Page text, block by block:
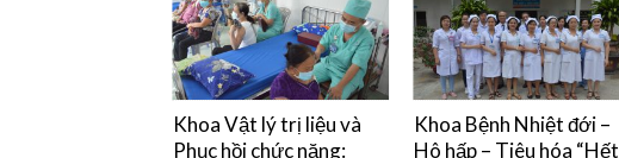
Khoa Vật lý trị liệu và
Phục hồi chức năng:
Khoa Bệnh Nhiệt đới –
Hô hấp – Tiêu hóa “Hết